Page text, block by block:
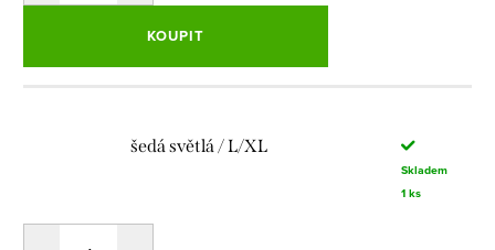
KOUPIT
šedá světlá / L/XL
Skladem
1 ks